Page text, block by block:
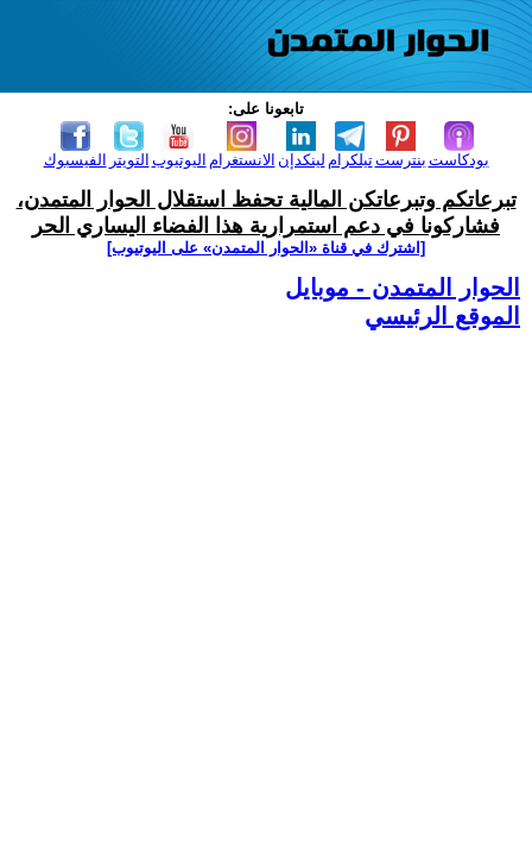
تابعونا على:
الفيسبوك التويتر اليوتيوب الانستغرام لينكدإن تيلكرامبنترست بودكاست
تبرعاتكم وتبرعاتكن المالية تحفظ استقلال الحوار المتمدن،
فشاركونا في دعم استمرارية هذا الفضاء اليساري الحر
[اشترك في قناة ‫«الحوار المتمدن» على اليوتيوب]
الحوار المتمدن - موبايل
الموقع الرئيسي